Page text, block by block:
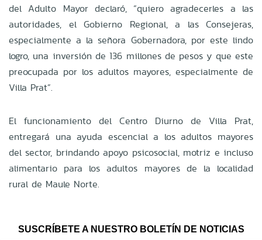
del Adulto Mayor declaró, “quiero agradecerles a las
autoridades, el Gobierno Regional, a las Consejeras,
especialmente a la señora Gobernadora, por este lindo
logro, una inversión de 136 millones de pesos y que este
preocupada por los adultos mayores, especialmente de
Villa Prat”.
El funcionamiento del Centro Diurno de Villa Prat,
entregará una ayuda escencial a los adultos mayores
del sector, brindando apoyo psicosocial, motriz e incluso
alimentario para los adultos mayores de la localidad
rural de Maule Norte.
SUSCRÍBETE A NUESTRO BOLETÍN DE NOTICIAS